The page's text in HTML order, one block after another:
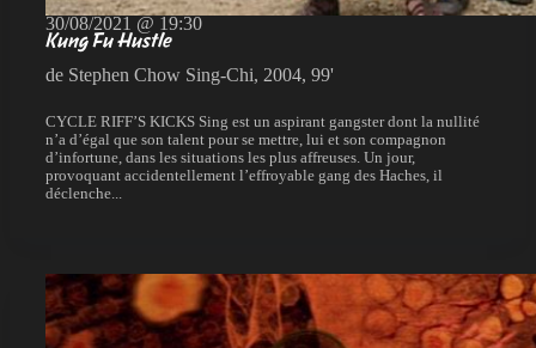
30/08/2021 @ 19:30
Kung Fu Hustle
de Stephen Chow Sing-Chi, 2004, 99'
CYCLE RIFF’S KICKS Sing est un aspirant gangster dont la nullité
n’a d’égal que son talent pour se mettre, lui et son compagnon
d’infortune, dans les situations les plus affreuses. Un jour,
provoquant accidentellement l’effroyable gang des Haches, il
déclenche...